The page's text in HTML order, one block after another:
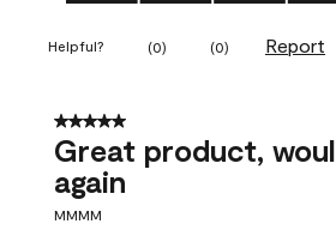
Helpful? (0) (0) Report
5 out of 5 stars.
Great product,
again
MMMM